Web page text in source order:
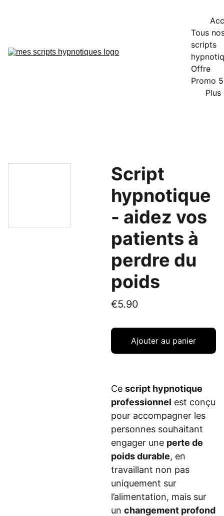
Tous
scripts
Offre
Promo
Plus
Script
hypnotique
- aidez vos
patients à
perdre du
poids
€5.90
Ajouter au panier
Ce script hypnotique
professionnel est conçu
pour accompagner les
personnes souhaitant
engager une perte de
poids durable, en
travaillant non pas
uniquement sur
l’alimentation, mais sur
un changement profond